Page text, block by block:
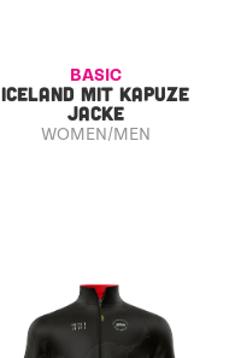
BASIC
ICELAND MIT KAPUZE
JACKE
WOMEN/MEN